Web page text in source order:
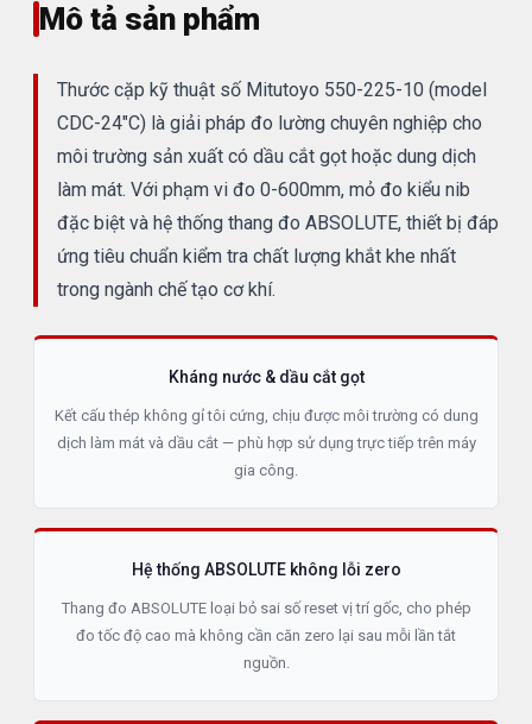
Mô tả sản phẩm
Thước cặp kỹ thuật số Mitutoyo 550-225-10 (model
CDC-24"C) là giải pháp đo lường chuyên nghiệp cho
môi trường sản xuất có dầu cắt gọt hoặc dung dịch
làm mát. Với phạm vi đo 0-600mm, mỏ đo kiểu nib
đặc biệt và hệ thống thang đo ABSOLUTE, thiết bị đáp
ứng tiêu chuẩn kiểm tra chất lượng khắt khe nhất
trong ngành chế tạo cơ khí.
Kháng nước & dầu cắt gọt
Kết cấu thép không gỉ tôi cứng, chịu được môi trường có dung
dịch làm mát và dầu cắt — phù hợp sử dụng trực tiếp trên máy
gia công.
Hệ thống ABSOLUTE không lỗi zero
Thang đo ABSOLUTE loại bỏ sai số reset vị trí gốc, cho phép
đo tốc độ cao mà không cần căn zero lại sau mỗi lần tắt
nguồn.